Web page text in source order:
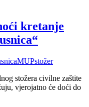
kretanje
MUPstožer
stožera civilne zaštite
vjerojatno će doći do